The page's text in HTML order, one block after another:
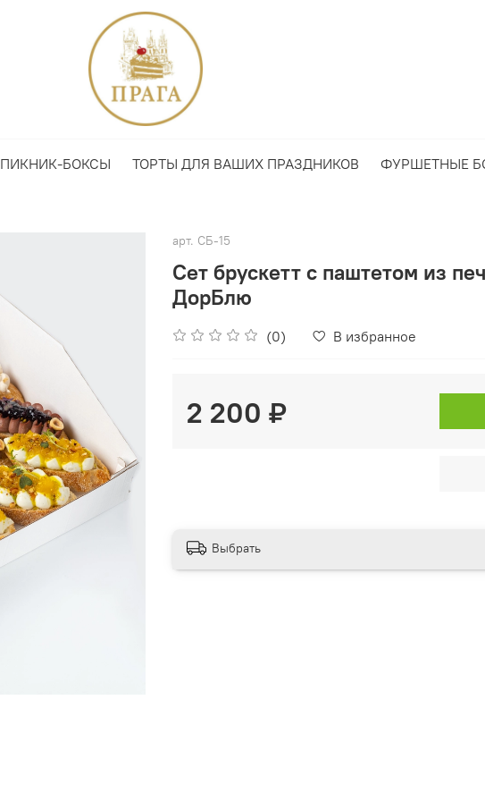
ПИКНИК-БОКСЫ ТОРТЫ ДЛЯ ВАШИХ ПРАЗДНИКОВ ФУРШЕТНЫЕ
арт. СБ-15
Сет брускетт с паштетом из
ДорБлю
(0) В избранное
2 200 ₽
Выбрать